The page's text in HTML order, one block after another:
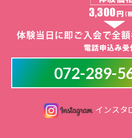
072-289-
インスタ